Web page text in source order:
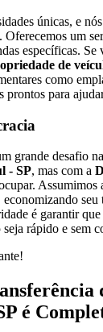
únicas, e
Oferecemos um
específicas.
de
como
prontos para
grande desafio na
- SP, mas com a
Assumimos
é garantir
rápido e sem
é